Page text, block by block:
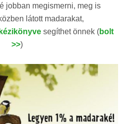
jobban megismerni, meg is
látott madarakat,
segíthet önnek (bolt
>>)